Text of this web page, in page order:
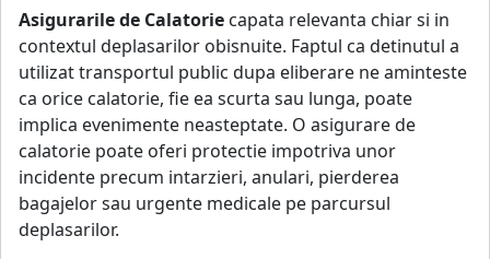
Asigurarile de Calatorie capata relevanta chiar si in
contextul deplasarilor obisnuite. Faptul ca detinutul a
utilizat transportul public dupa eliberare ne aminteste
ca orice calatorie, fie ea scurta sau lunga, poate
implica evenimente neasteptate. O asigurare de
calatorie poate oferi protectie impotriva unor
incidente precum intarzieri, anulari, pierderea
bagajelor sau urgente medicale pe parcursul
deplasarilor.